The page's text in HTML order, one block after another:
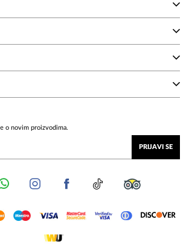
o novim proizvodima.
PRIJAVI SE